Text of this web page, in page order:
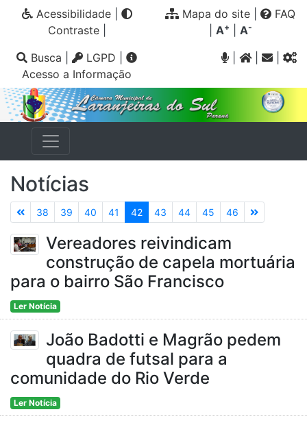
Acessibilidade|
Contraste|
Mapa do site
FAQ
A+ A-
Busca LGPD
Acesso a Informação
|
Notícias
38 39 40 41 42 43 44 45 46
Vereadores reivindicam
construção de capela mortuária
para o bairro São Francisco
Ler Notícia
João Badotti e Magrão pedem
quadra de futsal para a
comunidade do Rio Verde
Ler Notícia